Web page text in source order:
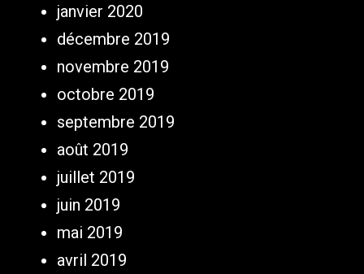
janvier 2020
décembre 2019
novembre 2019
octobre 2019
septembre 2019
août 2019
juillet 2019
juin 2019
mai 2019
avril 2019